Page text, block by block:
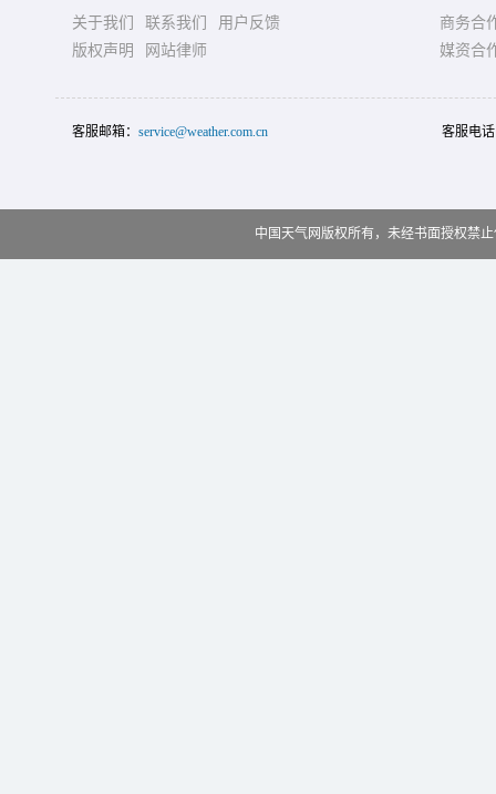
关于我们 联系我们
用户反馈
版权声明
网站律师
商务合
媒资合
客服邮箱： service@weather.com.cn 客服电
中国天气网版权所有，未经书面授权